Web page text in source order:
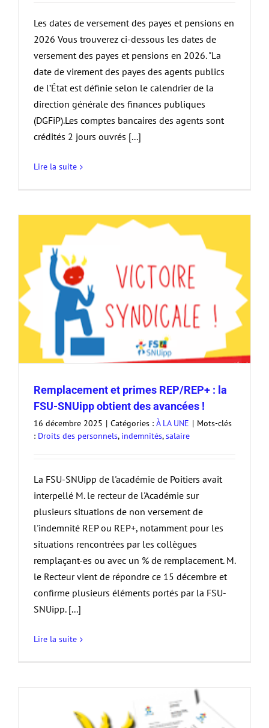
Les dates de versement des payes et pensions en
2026 Vous trouverez ci-dessous les dates de
versement des payes et pensions en 2026. "La
date de virement des payes des agents publics
de l’État est définie selon le calendrier de la
direction générale des finances publiques
(DGFiP).Les comptes bancaires des agents sont
crédités 2 jours ouvrés [...]
Lire la suite
Remplacement et primes REP/REP+ : la
FSU-SNUipp obtient des avancées !
16 décembre 2025 | Catégories : À LA UNE | Mots-clés
: Droits des personnels, indemnités,salaire
La FSU-SNUipp de l'académie de Poitiers avait
interpellé M. le recteur de l'Académie sur
plusieurs situations de non versement de
l'indemnité REP ou REP+, notamment pour les
situations rencontrées par les collègues
remplaçant-es ou avec un % de remplacement. M.
le Recteur vient de répondre ce 15 décembre et
confirme plusieurs éléments portés par la FSU-
SNUipp. [...]
Lire la suite